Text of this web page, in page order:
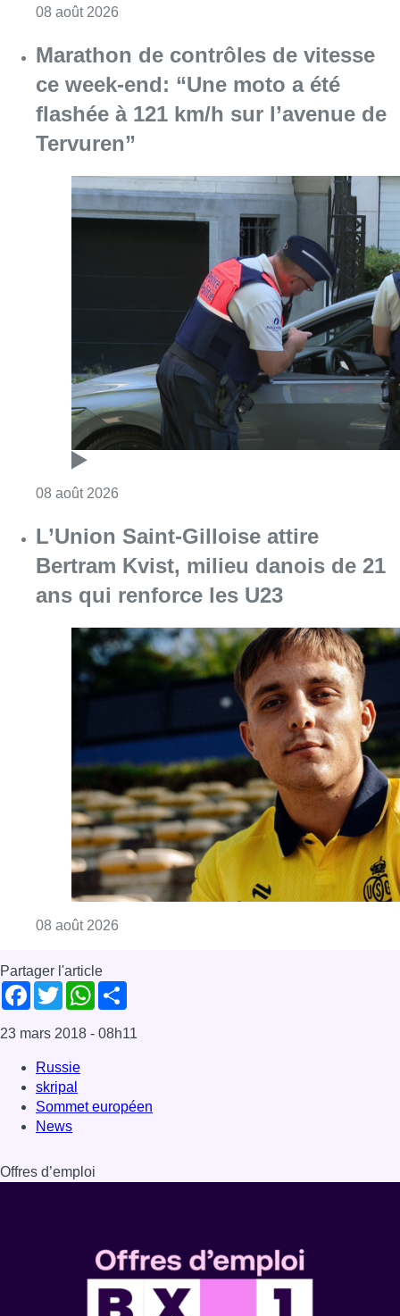
08 août 2026
Marathon de contrôles de vitesse
ce week-end: “Une moto a été
flashée à 121 km/h sur l’avenue de
Tervuren”
08 août 2026
L’Union Saint-Gilloise attire
Bertram Kvist, milieu danois de 21
ans qui renforce les U23
08 août 2026
Partager l'article
Facebook
TwitterWhatsApp
23 mars 2018 - 08h11
Russie
skripal
Sommet européen
News
Offres d’emploi